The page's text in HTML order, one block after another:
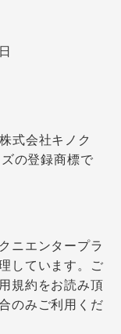
式会社キノク
の登録商標で
ニエンタープラ
しています。ご
規約をお読み頂
のみご利用くだ